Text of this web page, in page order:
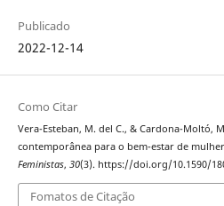
Publicado
2022-12-14
Como Citar
Vera-Esteban, M. del C., & Cardona-Moltó,
contemporânea para o bem-estar de
Feministas, 30(3). https://doi.org/10.1590/
Fomatos de Citação